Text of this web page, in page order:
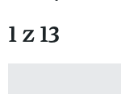
1 z 13